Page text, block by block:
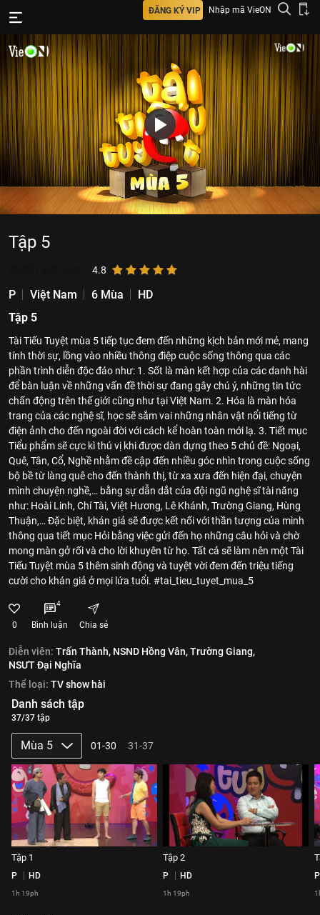
ĐĂNG KÝ VIP Nhập mã VieON
Tập 5
4.8
P Việt Nam 6 Mùa
HD
Tập 5
Tài Tiếu Tuyệt mùa 5 tiếp tục đem đến những kịch bản mới mẻ, mang
tính thời sự, lồng vào nhiều thông điệp cuộc sống thông qua các
phần trình diễn độc đáo như: 1. Sốt là màn kết hợp của các danh hài
để bàn luận về những vấn đề thời sự đang gây chú ý, những tin tức
chấn động trên thế giới cũng như tại Việt Nam. 2. Hóa là màn hóa
trang của các nghệ sĩ, học sẽ sắm vai những nhân vật nổi tiếng từ
điện ảnh cho đến ngoài đời với cách kể hoàn toàn mới lạ. 3. Tiết mục
Tiểu phẩm sẽ cực kì thú vị khi được dàn dựng theo 5 chủ đề: Ngoại,
Quê, Tân, Cổ, Nghề nhằm đề cập đến nhiều góc nhìn trong cuộc sống
bộ bề từ làng quê cho đến thành thị, từ xa xưa đến hiện đại, chuyện
mình chuyện nghề,… bằng sự dẫn dắt của đội ngũ nghệ sĩ tài năng
như: Hoài Linh, Chí Tài, Việt Hương, Lê Khánh, Trường Giang, Hùng
Thuận,… Đặc biệt, khán giả sẽ được kết nối với thần tượng của mình
thông qua tiết mục Hỏi bằng việc gửi đến họ những câu hỏi và chờ
mong màn gở rối và cho lời khuyên từ họ. Tất cả sẽ làm nên một Tài
Tiếu Tuyệt mùa 5 thêm sinh động và tuyệt vời đem đến triệu tiếng
cười cho khán giả ở mọi lứa tuổi. #tai_tieu_tuyet_mua_5
0
4
Bình luận Chia sẻ
Diễn viên: Trấn Thành, NSND Hồng Vân,Trường Giang,
NSƯT Đại Nghĩa
Thể loại: TV show hài
Danh sách tập
37/37 tập
Mùa 5 01-30 31-37
Tập 1
P HD
1h 19ph
Tập 2
P HD
1h 19ph
P